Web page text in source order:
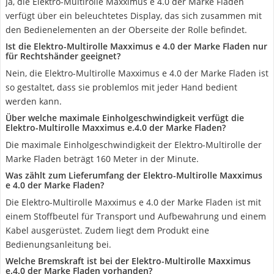
verfügt über ein beleuchtetes Display, das sich zusammen mit
den Bedienelementen an der Oberseite der Rolle befindet.
Ist die Elektro-Multirolle Maxximus e 4.0 der Marke Fladen nur
für Rechtshänder geeignet?
Nein, die Elektro-Multirolle Maxximus e 4.0 der Marke Fladen ist
so gestaltet, dass sie problemlos mit jeder Hand bedient
werden kann.
Über welche maximale Einholgeschwindigkeit verfügt die
Elektro-Multirolle Maxximus e.4.0 der Marke Fladen?
Die maximale Einholgeschwindigkeit der Elektro-Multirolle der
Marke Fladen beträgt 160 Meter in der Minute.
Was zählt zum Lieferumfang der Elektro-Multirolle Maxximus
e 4.0 der Marke Fladen?
Die Elektro-Multirolle Maxximus e 4.0 der Marke Fladen ist mit
einem Stoffbeutel für Transport und Aufbewahrung und einem
Kabel ausgerüstet. Zudem liegt dem Produkt eine
Bedienungsanleitung bei.
Welche Bremskraft ist bei der Elektro-Multirolle Maxximus
e.4.0 der Marke Fladen vorhanden?